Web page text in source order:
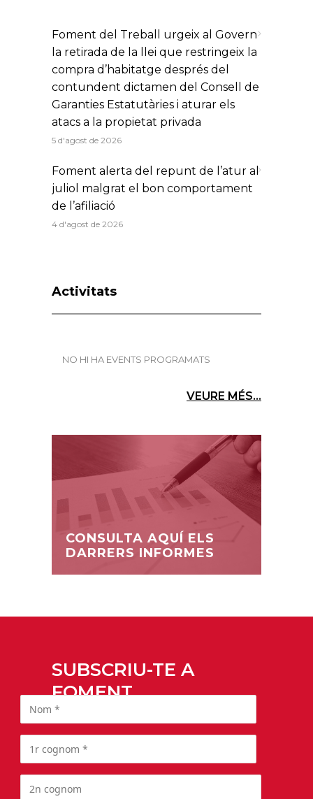
Foment del Treball urgeix al Govern
la retirada de la llei que restringeix la
compra d’habitatge després del
contundent dictamen del Consell de
Garanties Estatutàries i aturar els
atacs a la propietat privada
5 d'agost de 2026
Foment alerta del repunt de l’atur al
juliol malgrat el bon comportament
de l’afiliació
4 d'agost de 2026
Activitats
NO HI HA EVENTS PROGRAMATS
VEURE MÉS...
CONSULTA AQUÍ ELS
DARRERS INFORMES
SUBSCRIU-TE A
FOMENT